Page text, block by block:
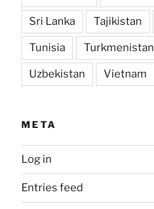
Sri Lanka Tajikistan
Tunisia Turkmenistan
Uzbekistan Vietnam
META
Log in
Entries feed